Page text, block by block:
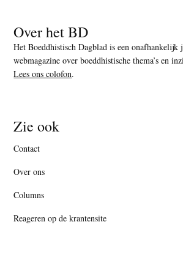
Over het BD
Het Boeddhistisch Dagblad is een onafhankelijk
webmagazine over boeddhistische thema’s en
Lees ons colofon.
Zie ook
Contact
Over ons
Columns
Reageren op de krantensite